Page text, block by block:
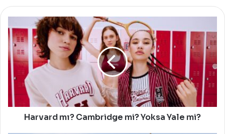
Harvard
mı?
Cambridge
mi?
Yoksa
Yale
mi?
Harvard mı? Cambridge mi? Yoksa Yale mi?